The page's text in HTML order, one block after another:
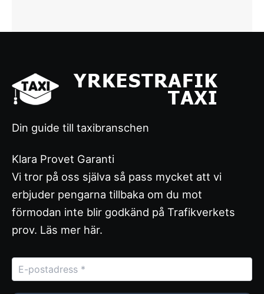
Din guide till taxibranschen
Klara Provet Garanti
Vi tror på oss själva så pass mycket att vi
erbjuder pengarna tillbaka om du mot
förmodan inte blir godkänd på Trafikverkets
prov. Läs mer här.